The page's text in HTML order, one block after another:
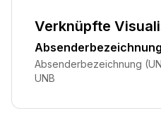
Verknüpfte
Absenderbezeichnung
UNB